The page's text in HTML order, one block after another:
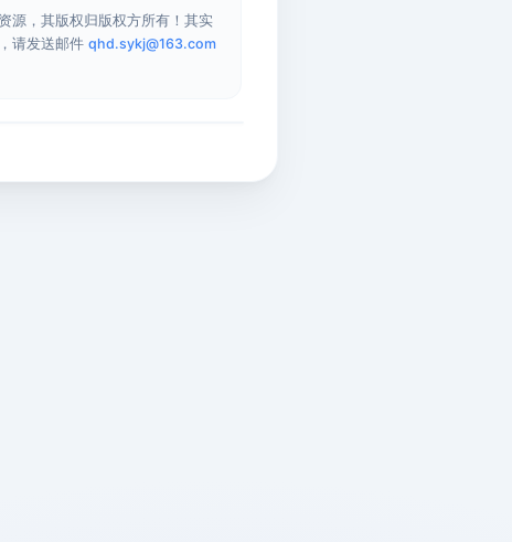
源，其版权归版权方所有！其实
请发送邮件 qhd.sykj@163.com